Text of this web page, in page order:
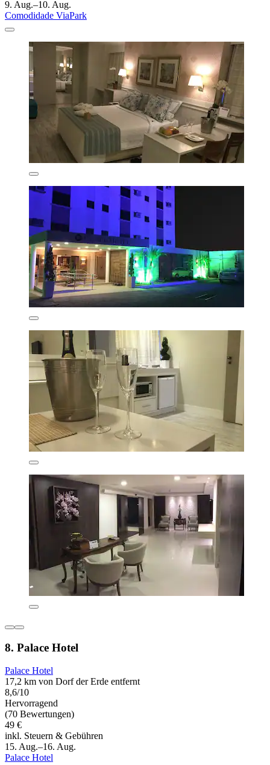
9. Aug.–10. Aug.
Comodidade ViaPark
8. Palace Hotel
Palace Hotel
17,2 km von Dorf der Erde entfernt
8,6/10
Hervorragend
(70 Bewertungen)
49 €
inkl. Steuern & Gebühren
15. Aug.–16. Aug.
Palace Hotel